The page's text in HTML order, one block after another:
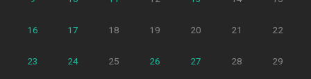
16 17 18 19 20 21 22
23 24 25 26 27 28 29